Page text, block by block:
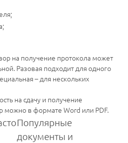
на получение протокола может
Разовая подходит для одного
– для нескольких
на сдачу и получение
можно в формате Word или PDF.
Популярные
документы и